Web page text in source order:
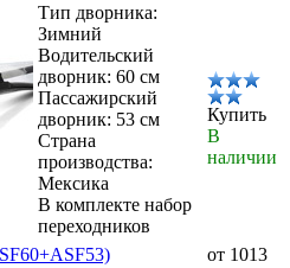
Тип дворника:
Зимний
Водительский
дворник: 60 см
Пассажирский
дворник: 53 см
Страна
производства:
Мексика
В комплекте набор
переходников
Купить
В
наличии
от 1013